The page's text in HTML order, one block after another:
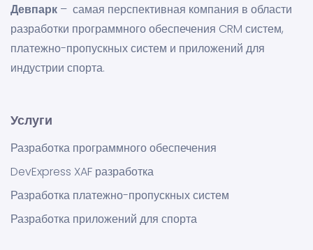
Девпарк – самая перспективная компания в области
разработки программного обеспечения CRM систем,
платежно-пропускных систем и приложений для
индустрии спорта.
Услуги
Разработка программного обеспечения
DevExpress XAF разработка
Разработка платежно-пропускных систем
Разработка приложений для спорта